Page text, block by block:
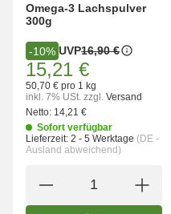
Omega-3 Lachspulver
300g
-10% UVP16,90 €
15,21 €
50,70 € pro 1 kg
inkl. 7% USt. zzgl. Versand
Netto: 14,21 €
Sofort verfügbar
Lieferzeit: 2 - 5 Werktage (DE -
Ausland abweichend)